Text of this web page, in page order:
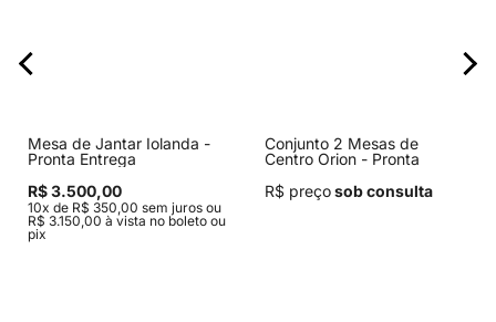
Mesa de Jantar Iolanda -
Pronta Entrega
R$ 3.500,00
10x de R$ 350,00 sem juros ou
R$ 3.150,00 à vista no boleto ou
pix
Conjunto 2 Mesas de
Centro Orion - Pronta
R$ preçosob consulta